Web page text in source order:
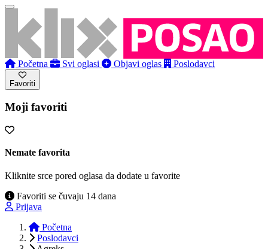
Početna Svi oglasi Objavi oglas Poslodavci
Favoriti
Moji favoriti
Nemate favorita
Kliknite srce pored oglasa da dodate u favorite
Favoriti se čuvaju 14 dana
Prijava
Početna
Poslodavci